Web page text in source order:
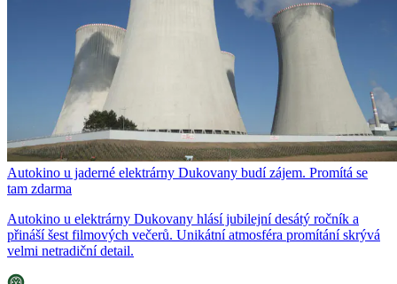
Autokino u jaderné elektrárny Dukovany budí zájem. Promítá se
tam zdarma
Autokino u elektrárny Dukovany hlásí jubilejní desátý ročník a
přináší šest filmových večerů. Unikátní atmosféra promítání skrývá
velmi netradiční detail.